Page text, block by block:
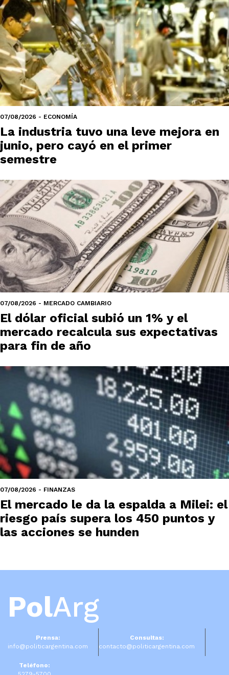
07/08/2026 - ECONOMÍA
La industria tuvo una leve mejora en
junio, pero cayó en el primer
semestre
07/08/2026 - MERCADO CAMBIARIO
El dólar oficial subió un 1% y el
mercado recalcula sus expectativas
para fin de año
07/08/2026 - FINANZAS
El mercado le da la espalda a Milei: el
riesgo país supera los 450 puntos y
las acciones se hunden
PolArg
Prensa:
info@politicargentina.com
Consultas:
contacto@politicargentina.com
Teléfono: